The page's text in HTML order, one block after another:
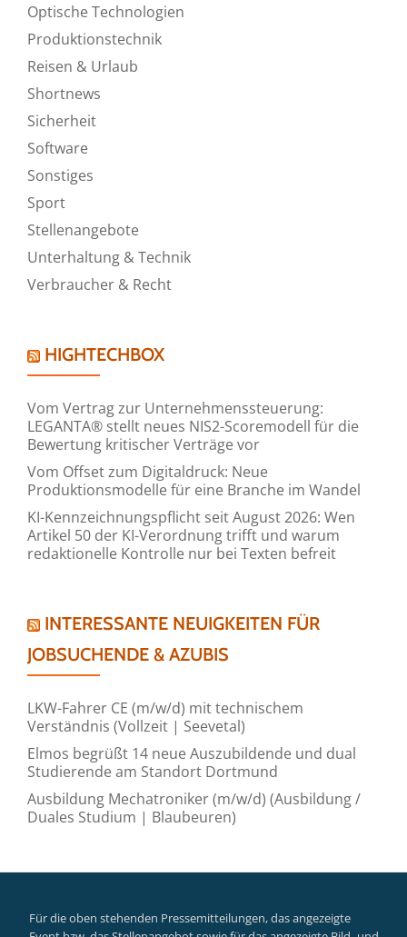
Optische Technologien
Produktionstechnik
Reisen & Urlaub
Shortnews
Sicherheit
Software
Sonstiges
Sport
Stellenangebote
Unterhaltung & Technik
Verbraucher & Recht
HIGHTECHBOX
Vom Vertrag zur Unternehmenssteuerung:
LEGANTA® stellt neues NIS2-Scoremodell für die
Bewertung kritischer Verträge vor
Vom Offset zum Digitaldruck: Neue
Produktionsmodelle für eine Branche im Wandel
KI-Kennzeichnungspflicht seit August 2026: Wen
Artikel 50 der KI-Verordnung trifft und warum
redaktionelle Kontrolle nur bei Texten befreit
INTERESSANTE NEUIGKEITEN FÜR
JOBSUCHENDE & AZUBIS
LKW-Fahrer CE (m/w/d) mit technischem
Verständnis (Vollzeit | Seevetal)
Elmos begrüßt 14 neue Auszubildende und dual
Studierende am Standort Dortmund
Ausbildung Mechatroniker (m/w/d) (Ausbildung /
Duales Studium | Blaubeuren)
Für die oben stehenden Pressemitteilungen, das angezeigte